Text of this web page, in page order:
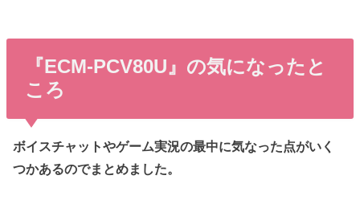
『ECM-PCV80U』の気になったと
ころ
ボイスチャットやゲーム実況の最中に気なった点がいく
つかあるのでまとめました。